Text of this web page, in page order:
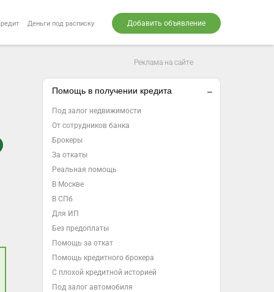
Деньги под расписку Добавить объявление
Реклама на сайте
Помощь в получении кредита
Под залог недвижимости
От сотрудников банка
Брокеры
За откаты
Реальная помощь
В Москве
В СПб
Для ИП
Без предоплаты
Помощь за откат
Помощь кредитного брокера
С плохой кредитной историей
Под залог автомобиля